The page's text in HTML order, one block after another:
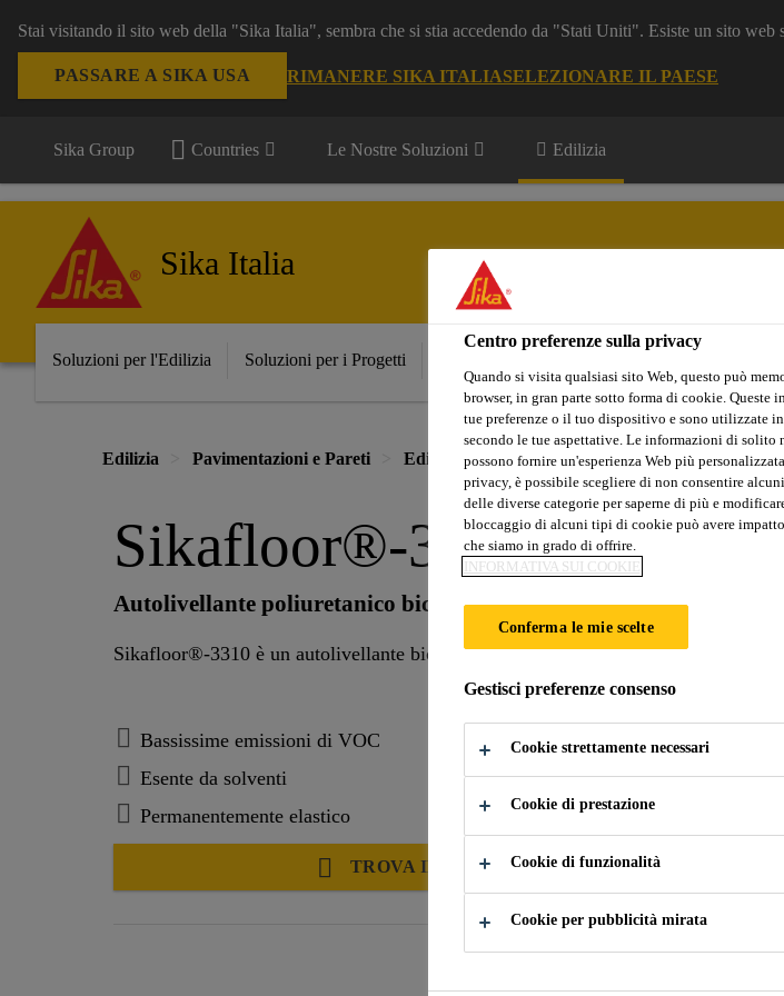
Stai visitando il sito web della "Sika Italia", sembra che si stia accedendo da "Stati Uniti". Esiste un sito web
PASSARE A SIKA USA RIMANERE SIKA ITALIASELEZIONARE IL PAESE
Sika Group Countries Le Nostre Soluzioni Edilizia
Sika Italia
Soluzioni per l'Edilizia Soluzioni per i Progetti
Edilizia Pavimentazioni e Pareti Edifici Pubblici e Residenziali Pavimenti in
Sikafloor®-3310
Autolivellante poliuretanico bicomponente e a bassa emissione di
Sikafloor®-3310 è un autolivellante bicomponente a base poliuretanica aromatica
Bassissime emissioni di VOC
Esente da solventi
Permanentemente elastico
TROVA IL NEGOZIO
Centro preferenze sulla privacy
Quando si visita qualsiasi sito Web, questo può
browser, in gran parte sotto forma di cookie. Queste
tue preferenze o il tuo dispositivo e sono utilizzate
secondo le tue aspettative. Le informazioni di solito
possono fornire un'esperienza Web più
privacy, è possibile scegliere di non consentire
delle diverse categorie per saperne di più e
bloccaggio di alcuni tipi di cookie può avere
che siamo in grado di offrire.
INFORMATIVA SUI COOKIE
Conferma le mie scelte
Gestisci preferenze consenso
Cookie strettamente necessari
Cookie di prestazione
Cookie di funzionalità
Cookie per pubblicità mirata